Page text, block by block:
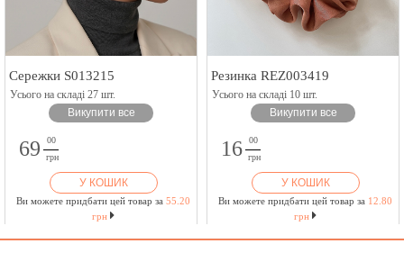
Сережки S013215
Усього на складі 27 шт.
Викупити все
69
00
грн
У КОШИК
Ви можете придбати цей товар за 55.20
грн
Резинка REZ003419
Усього на складі 10 шт.
Викупити все
16
00
грн
У КОШИК
Ви можете придбати цей товар за 12.80
грн